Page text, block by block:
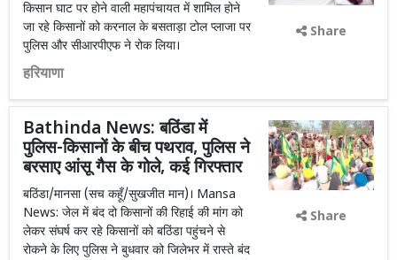
किसान घाट पर होने वाली महापंचायत में शामिल होने
जा रहे किसानों को करनाल के बसताड़ा टोल प्लाजा पर
पुलिस और सीआरपीएफ ने रोक लिया।
हरियाणा
Share
Bathinda News: बठिंडा में
पुलिस-किसानों के बीच पथराव, पुलिस ने
बरसाए आंसू गैस के गोले, कई गिरफ्तार
बठिंडा/मानसा (सच कहूँ/सुखजीत मान)। Mansa
News: जेल में बंद दो किसानों की रिहाई की मांग को
लेकर संघर्ष कर रहे किसानों को बठिंडा पहुंचने से
रोकने के लिए पुलिस ने बुधवार को जिलेभर में रास्ते बंद
Share